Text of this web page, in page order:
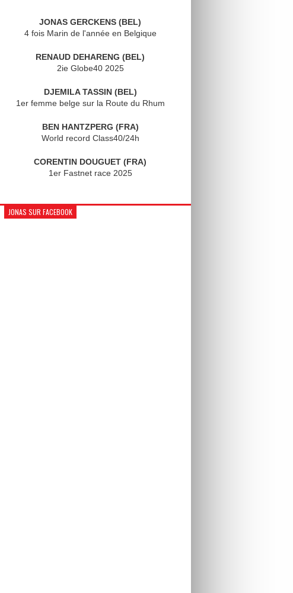
JONAS GERCKENS (BEL)
4 fois Marin de l'année en Belgique
RENAUD DEHARENG (BEL)
2ie Globe40 2025
DJEMILA TASSIN (BEL)
1er femme belge sur la Route du Rhum
BEN HANTZPERG (FRA)
World record Class40/24h
CORENTIN DOUGUET (FRA)
1er Fastnet race 2025
JONAS SUR FACEBOOK